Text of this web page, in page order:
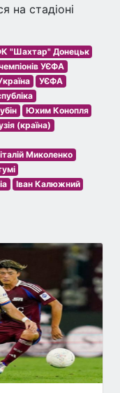
на стадіоні
"Шахтар" Донецьк
УЄФА
УЄФА
Юхим Конопля
(країна)
Миколенко
Іван Калюжний